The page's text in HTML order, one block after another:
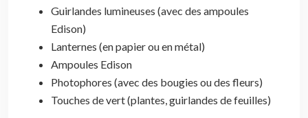
Guirlandes lumineuses (avec des ampoules
Edison)
Lanternes (en papier ou en métal)
Ampoules Edison
Photophores (avec des bougies ou des fleurs)
Touches de vert (plantes, guirlandes de feuilles)